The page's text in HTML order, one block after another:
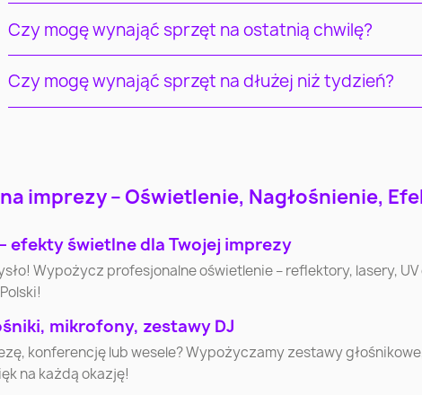
Włocławek Tarnów
Zdrój Nowy Sącz
Czy mogę wynająć sprzęt na ostatnią chwilę?
Czy mogę wynająć sprzęt na dłużej niż tydzień?
imprezy – Oświetlenie, Nagłośnienie,
efekty świetlne dla Twojej imprezy
Wypożycz profesjonalne oświetlenie – reflektory, lasery,
mikrofony, zestawy DJ
konferencję lub wesele? Wypożyczamy zestawy
na każdą okazję!